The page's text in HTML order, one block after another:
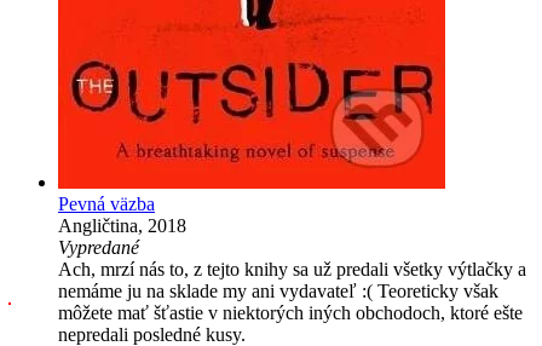
Pevná väzba
Angličtina, 2018
Vypredané
Ach, mrzí nás to, z tejto knihy sa už predali všetky výtlačky a
nemáme ju na sklade my ani vydavateľ :( Teoreticky však
môžete mať šťastie v niektorých iných obchodoch, ktoré ešte
nepredali posledné kusy.